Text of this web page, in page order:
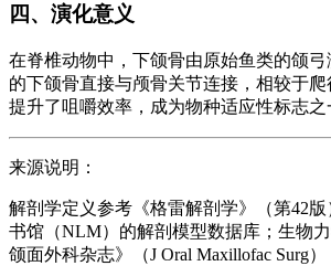
四、演化意义
在脊椎动物中，下颌骨由原始鱼类的颌
的下颌骨直接与颅骨关节连接，相较于爬
提升了咀嚼效率，成为物种适应性标志之
来源说明：
解剖学定义参考《格雷解剖学》（第42
书馆（NLM）的解剖模型数据库；生物
颌面外科杂志》（J Oral Maxillofac Surg